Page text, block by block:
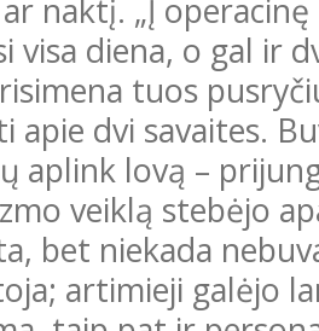
naktį. „Į
visa diena, o gal ir
tuos
apie dvi savaites.
aplink lovą –
veiklą stebėjo
bet niekada
artimieji galėjo